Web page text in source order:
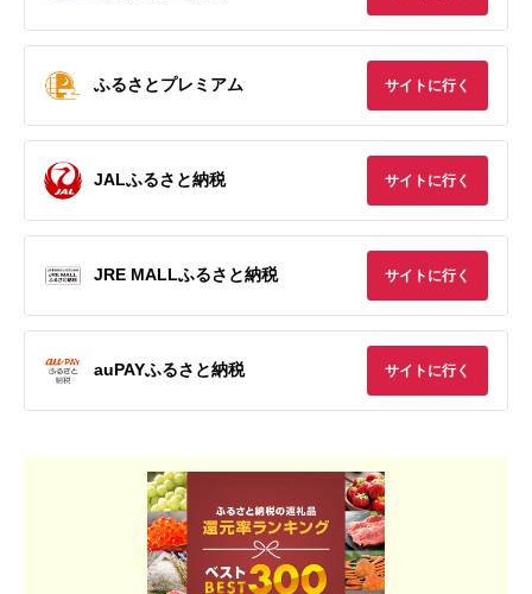
ふるさとプレミアム サイトに行く
JALふるさと納税 サイトに行く
JRE MALLふるさと納税 サイトに行く
auPAYふるさと納税 サイトに行く